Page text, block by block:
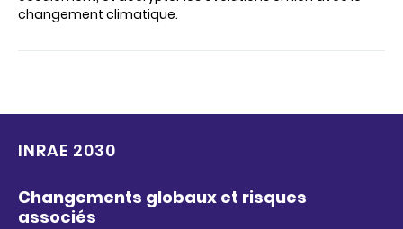
changement climatique.
INRAE 2030
Changements globaux et risques
associés